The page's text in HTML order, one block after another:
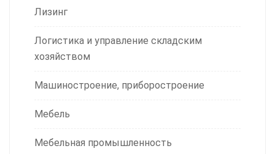
Лизинг
Логистика и управление складским
хозяйством
Машиностроение, приборостроение
Мебель
Мебельная промышленность